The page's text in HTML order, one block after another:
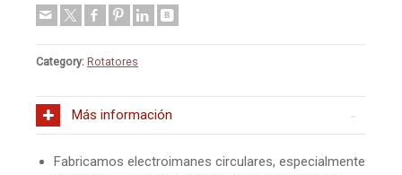
Category: Rotatores
Más información
Fabricamos electroimanes circulares, especialmente